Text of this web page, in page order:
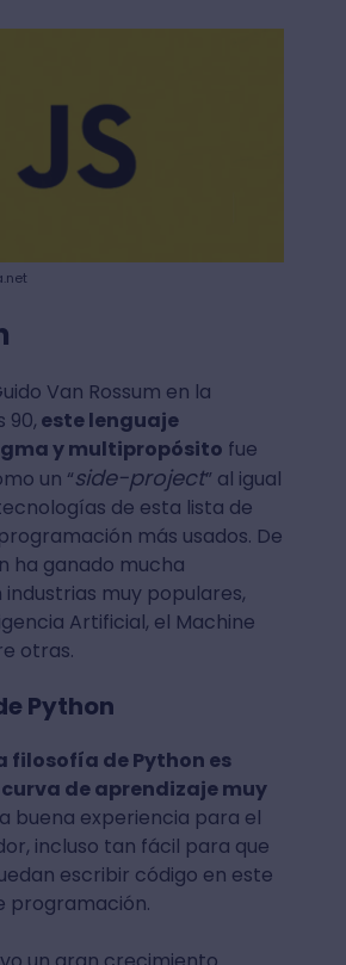
Van Rossum en la
90, este lenguaje
y multipropósito fue
un “side-project” al igual
de esta lista de
más usados. De
ha ganado mucha
muy populares,
Artificial, el Machine
otras.
Python
filosofía de Python es
de aprendizaje muy
buena experiencia para el
incluso tan fácil para que
escribir código en este
programación.